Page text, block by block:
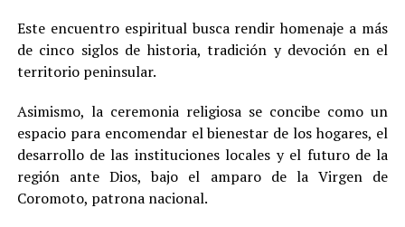
Este encuentro espiritual busca rendir homenaje a más
de cinco siglos de historia, tradición y devoción en el
territorio peninsular.
Asimismo, la ceremonia religiosa se concibe como un
espacio para encomendar el bienestar de los hogares, el
desarrollo de las instituciones locales y el futuro de la
región ante Dios, bajo el amparo de la Virgen de
Coromoto, patrona nacional.